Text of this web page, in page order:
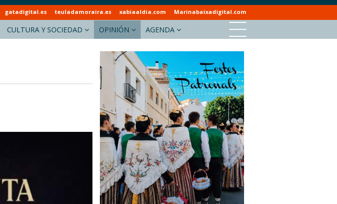
gatadigital.es teuladamoraira.es xabiaaldia.com Marinabaixadigital.com
CULTURA Y SOCIEDAD OPINIÓN AGENDA